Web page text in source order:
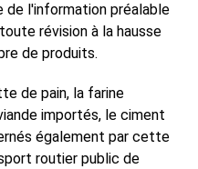
de l'information préalable
révision à la hausse
de produits.
de pain, la farine
importés, le ciment
également par cette
routier public de